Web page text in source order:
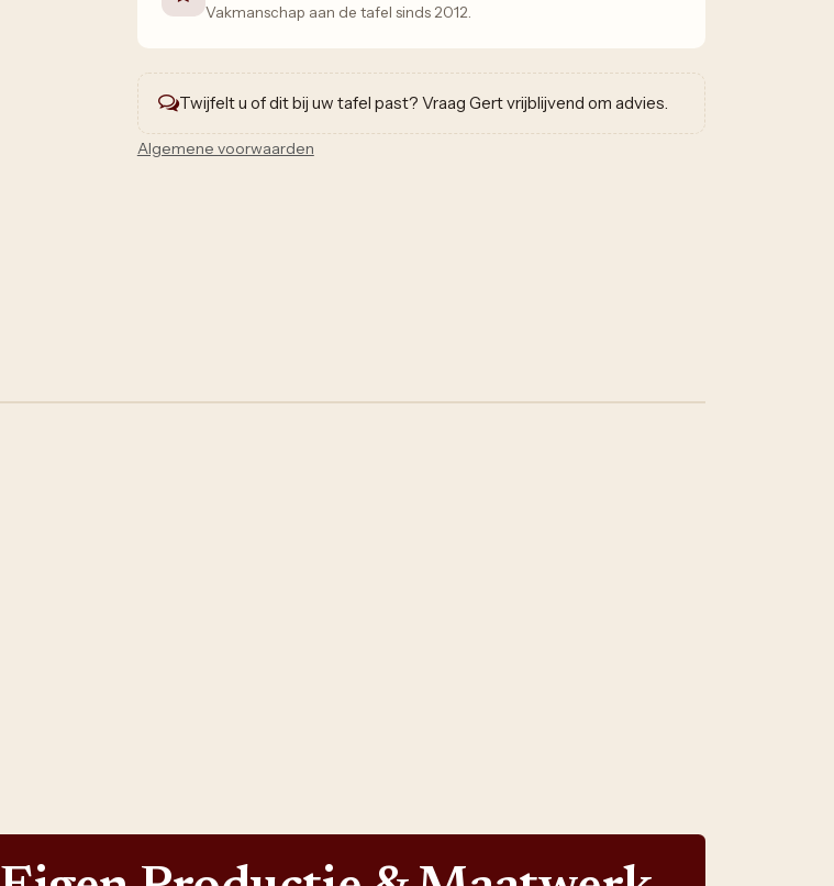
Vakmanschap aan de tafel sinds 2012.
Twijfelt u of dit bij uw tafel past? Vraag Gert vrijblijvend om advies.
Algemene voorwaarden